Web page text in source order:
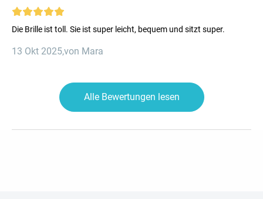
Die Brille ist toll. Sie ist super leicht, bequem und sitzt super.
13 Okt 2025,von Mara
Alle Bewertungen lesen